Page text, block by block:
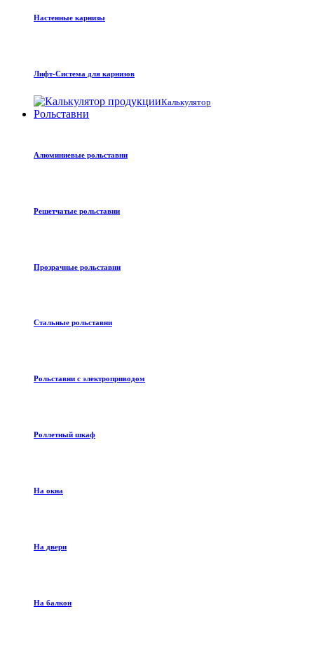
Настенные карнизы
Лифт-Система для карнизов
Калькулятор
Рольставни
Алюминиевые рольставни
Решетчатые рольставни
Прозрачные рольставни
Стальные рольставни
Рольставни с электроприводом
Роллетный шкаф
На окна
На двери
На балкон